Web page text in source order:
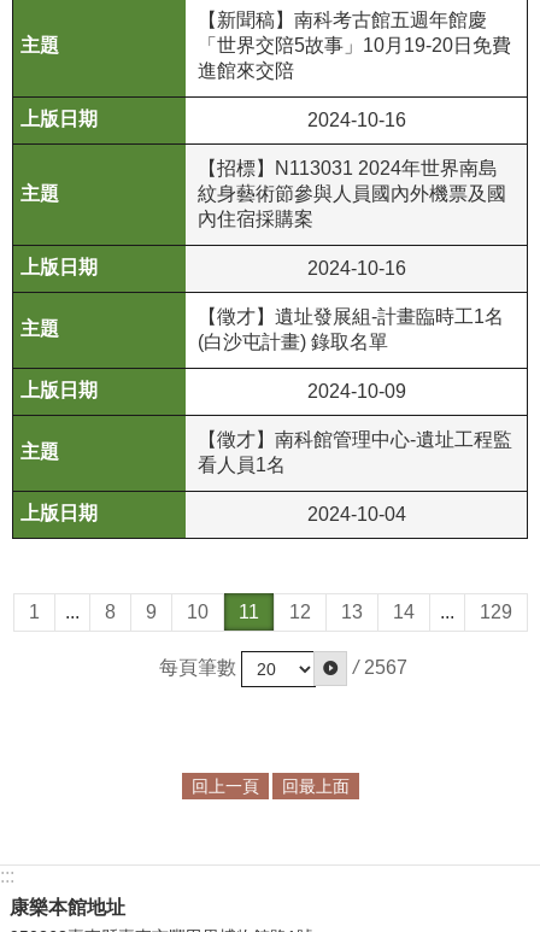
【新聞稿】南科考古館五週年館慶
「世界交陪5故事」10月19-20日免費
進館來交陪
2024-10-16
【招標】N113031 2024年世界南島
紋身藝術節參與人員國內外機票及國
內住宿採購案
2024-10-16
【徵才】遺址發展組-計畫臨時工1名
(白沙屯計畫) 錄取名單
2024-10-09
【徵才】南科館管理中心-遺址工程監
看人員1名
2024-10-04
1 ... 8 9 10 11 12 13 14 ... 129
每頁筆數 / 2567
回上一頁 回最上面
:::
康樂本館地址